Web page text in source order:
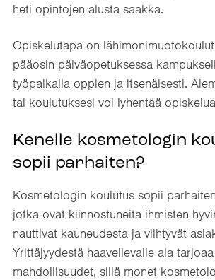
heti opintojen alusta saakka.
Opiskelutapa on
pääosin päiväopetuksessa
työpaikalla oppien ja itsenäisesti.
tai koulutuksesi voi lyhentää
Kenelle kosmetologin
sopii parhaiten?
Kosmetologin koulutus sopii
jotka ovat kiinnostuneita ihmisten
nauttivat kauneudesta ja viihtyvät
Yrittäjyydestä haaveilevalle ala
mahdollisuudet, sillä monet